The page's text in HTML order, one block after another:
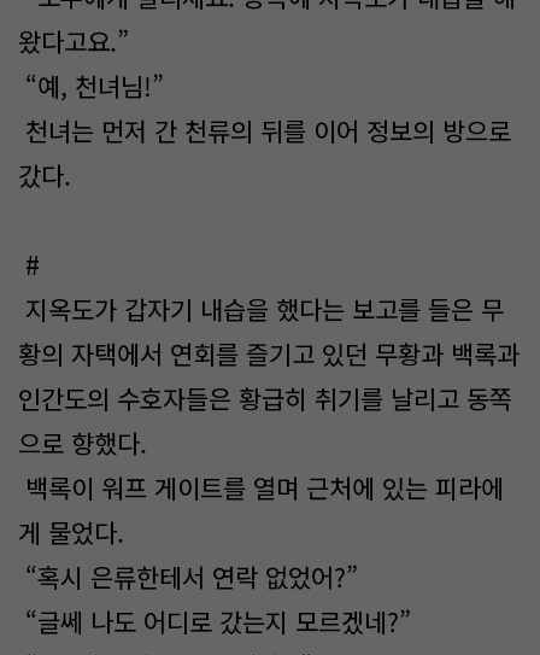
왔다고요.”
“예, 천녀님!”
천녀는 먼저 간 천류의 뒤를 이어 정보의 방으로
갔다.
#
지옥도가 갑자기 내습을 했다는 보고를 들은 무
황의 자택에서 연회를 즐기고 있던 무황과 백록과
인간도의 수호자들은 황급히 취기를 날리고 동쪽
으로 향했다.
백록이 워프 게이트를 열며 근처에 있는 피라에
게 물었다.
“혹시 은류한테서 연락 없었어?”
“글쎄 나도 어디로 갔는지 모르겠네?”